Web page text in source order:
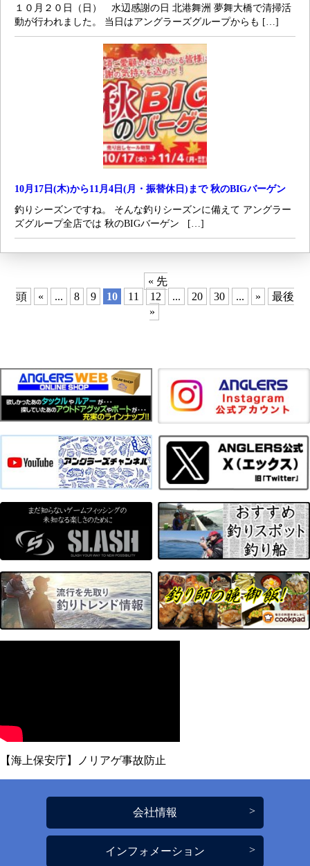
１０月２０日（日） 水辺感謝の日 北港舞洲 夢舞大橋で清掃活
動が行われました。 当日はアングラーズグループからも […]
10月17日(木)から11月4日(月・振替休日)まで 秋のBIGバーゲン
釣りシーズンですね。 そんな釣りシーズンに備えて アングラー
ズグループ全店では 秋のBIGバーゲン […]
« 先
頭
« ... 8 9 10 11 12 ... 20 30 ... »
最後
»
【海上保安庁】ノリアゲ事故防止
会社情報
インフォメーション